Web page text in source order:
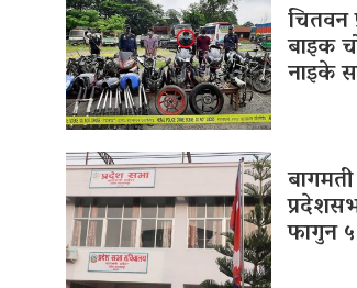
चितवन
बाइक
नाइके
बागमती
फागुन